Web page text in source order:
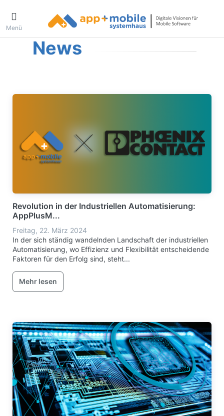
Menü
News
Revolution in der Industriellen Automatisierung:
AppPlusM...
Freitag, 22. März 2024
In der sich ständig wandelnden Landschaft der industriellen
Automatisierung, wo Effizienz und Flexibilität entscheidende
Faktoren für den Erfolg sind, steht...
Mehr lesen